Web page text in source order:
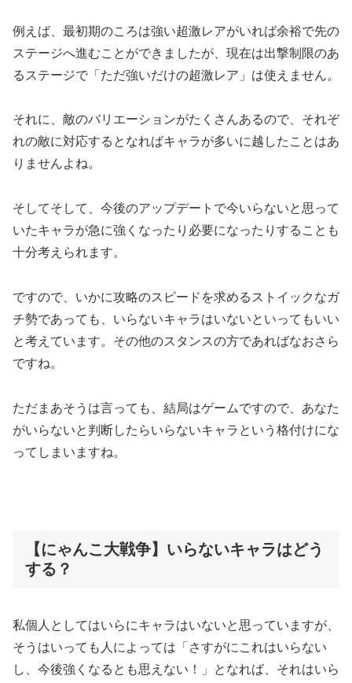
例えば、最初期のころは強い超激レアがいれば余裕で先の
ステージへ進むことができましたが、現在は出撃制限のあ
るステージで「ただ強いだけの超激レア」は使えません。
それに、敵のバリエーションがたくさんあるので、それぞ
れの敵に対応するとなればキャラが多いに越したことはあ
りませんよね。
そしてそして、今後のアップデートで今いらないと思って
いたキャラが急に強くなったり必要になったりすることも
十分考えられます。
ですので、いかに攻略のスピードを求めるストイックなガ
チ勢であっても、いらないキャラはいないといってもいい
と考えています。 その他のスタンスの方であればなおさら
ですね。
ただまあそうは言っても、結局はゲームですので、あなた
がいらないと判断したらいらないキャラという格付けにな
ってしまいますね。
【にゃんこ大戦争】いらないキャラはどう
する？
私個人としてはいらにキャラはいないと思っていますが、
そうはいっても人によっては「さすがにこれはいらない
し、今後強くなるとも思えない！」となれば、それはいら